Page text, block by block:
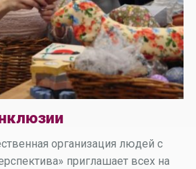
организация людей с
приглашает всех на